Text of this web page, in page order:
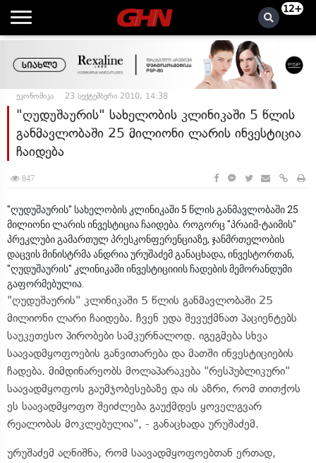
12+
ეკონომიკა 23 სექტემბერი 2010, 14:38
"ღუდუშაურის" სახელობის კლინიკაში 5 წლის
განმავლობაში 25 მილიონი ლარის ინვესტიცია
ჩაიდება
847
"ღუდუშაურის" სახელობის კლინიკაში 5 წლის განმავლობაში 25
მილიონი ლარის ინვესტიცია ჩაიდება. როგორც "პრაიმ-ტაიმის"
პრეკლუბი გამართულ პრესკონფერენციაზე, ჯანმრთელობის
დაცვის მინისტრმა ანდრია ურუშაძემ განაცხადა, ინვესტორთან,
"ღუდუშაურის" კლინიკაში ინვესტიციიის ჩადების მემორანდუმი
გაფორმებულია.
"ღუდუშაურის" კლინიკაში 5 წლის განმავლობაში 25
მილიონი ლარი ჩაიდება. ჩვენ უდა შევუქმნათ პაციენტებს
საუკეთესო პირობები სამკურნალოდ. იგეგმება სხვა
საავადმყოფოების განვითარება და მათში ინვესტიციების
ჩადება. მიმდინარეობს მოლაპარაკება "რესპუბლიკური"
საავადმყოფოს გაუმჯობესებაზე და ის აზრი, რომ თითქოს
ეს საავადმყოფო შეიძლება გაუქმდეს ყოველგვარ
რეალობას მოკლებულია", - განაცხადა ურუშაძემ.
ურუშაძემ აღნიშნა, რომ საავადმყოფოებთან ერთად,